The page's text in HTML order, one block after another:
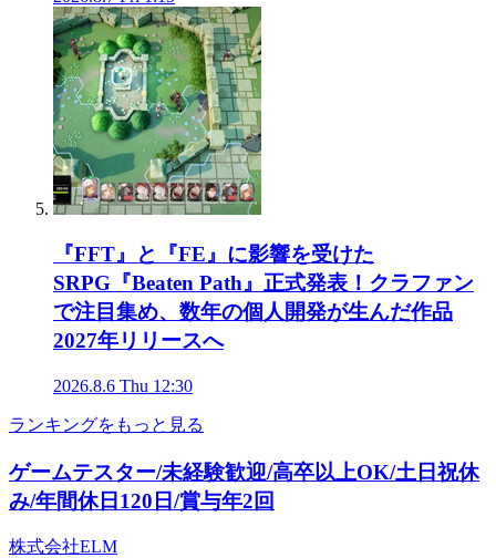
『FFT』と『FE』に影響を受けた
SRPG『Beaten Path』正式発表！クラファン
で注目集め、数年の個人開発が生んだ作品
2027年リリースへ
2026.8.6 Thu 12:30
ランキングをもっと見る
ゲームテスター/未経験歓迎/高卒以上OK/土日祝休
み/年間休日120日/賞与年2回
株式会社ELM